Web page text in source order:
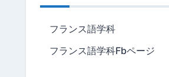
フランス語学科
フランス語学科Fbページ